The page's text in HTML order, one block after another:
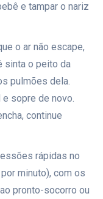
e tampar o nariz
o ar não escape,
sinta o peito da
pulmões dela.
sopre de novo.
continue
rápidas no
minuto), com os
pronto-socorro ou